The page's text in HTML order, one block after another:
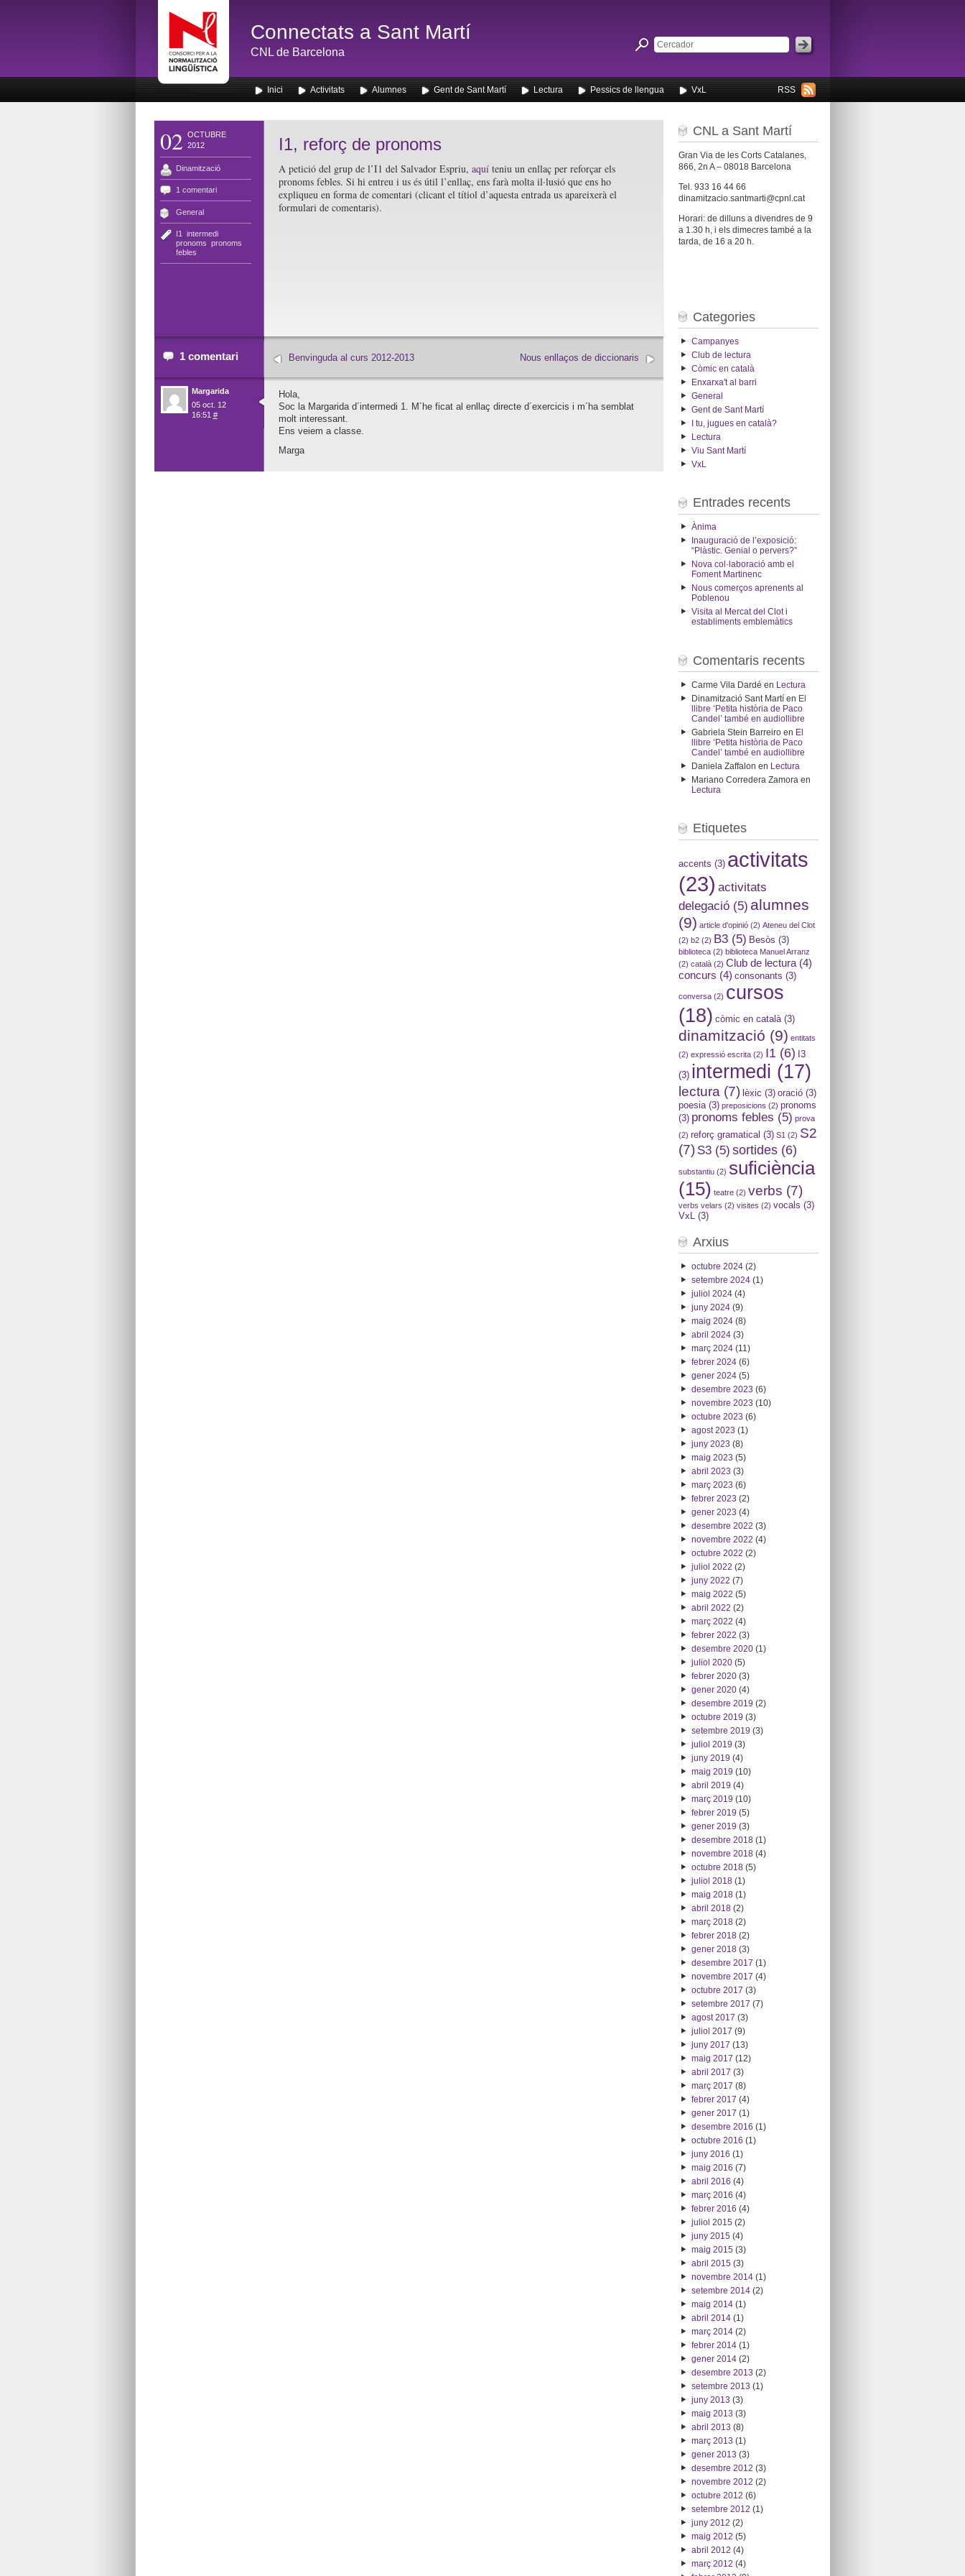
Connectats a Sant Martí
CNL de Barcelona
RSS
Inici Activitats Alumnes Gent de Sant Martí Lectura Pessics de llengua VxL
02 OCTUBRE
2012
Dinamització
1 comentari
General
I1 intermedi,
pronoms pronoms
febles
I1, reforç de pronoms
A petició del grup de l’I1 del Salvador Espriu, aquíteniu un enllaç per reforçar els
pronoms febles. Si hi entreu i us és útil l’enllaç, ens farà molta il·lusió que ens ho
expliqueu en forma de comentari (clicant el títiol d’aquesta entrada us apareixerà el
formulari de comentaris).
1 comentari Nous enllaços de diccionaris
Benvinguda al curs 2012-2013
Margarida
05 oct. 12
16:51 #
Hola,
Soc la Margarida d´intermedi 1. M´he ficat al enllaç directe d´exercicis i m´ha semblat
molt interessant.
Ens veiem a classe.
Marga
CNL a Sant Martí
Gran Via de les Corts Catalanes,
866, 2n A – 08018 Barcelona
Tel. 933 16 44 66
dinamitzacio.santmarti@cpnl.cat
Horari: de dilluns a divendres de 9
a 1.30 h, i els dimecres també a la
tarda, de 16 a 20 h.
Categories
Campanyes
Club de lectura
Còmic en català
Enxarxa't al barri
General
Gent de Sant Martí
I tu, jugues en català?
Lectura
Viu Sant Martí
VxL
Entrades recents
Ànima
Inauguració de l’exposició:
“Plàstic. Genial o pervers?”
Nova col·laboració amb el
Foment Martinenc
Nous comerços aprenents al
Poblenou
Visita al Mercat del Clot i
establiments emblemàtics
Comentaris recents
Carme Vila Dardé en Lectura
Dinamització Sant Martíen El
llibre ‘Petita història de Paco
Candel’ també en audiollibre
Gabriela Stein Barreiroen El
llibre ‘Petita història de Paco
Candel’ també en audiollibre
Daniela Zaffalon en Lectura
Mariano Corredera Zamoraen
Lectura
Etiquetes
accents (3) activitats
(23) activitats
delegació(5) alumnes
(9) article d'opinió(2) Ateneu del Clot
(2) b2(2) B3(5) Besòs (3)
biblioteca(2) biblioteca Manuel Arranz
(2) català(2) Club de lectura(4)
concurs (4) consonants (3)
conversa(2) cursos
(18) còmic en català(3)
dinamització (9) entitats
(2) expressió escrita(2) I1(6) I3
(3) intermedi (17)
lectura(7) lèxic (3) oració(3)
poesia(3) preposicions (2) pronoms
(3) pronoms febles (5) prova
(2) reforç gramatical (3) S1(2) S2
(7) S3(5) sortides(6)
substantiu(2) suficiència
(15) teatre(2) verbs (7)
verbs velars (2) visites (2) vocals (3)
VxL(3)
Arxius
octubre 2024(2)
setembre 2024(1)
juliol 2024(4)
juny 2024(9)
maig 2024(8)
abril 2024(3)
març 2024(11)
febrer 2024(6)
gener 2024(5)
desembre 2023 (6)
novembre 2023 (10)
octubre 2023 (6)
agost 2023 (1)
juny 2023 (8)
maig 2023 (5)
abril 2023 (3)
març 2023 (6)
febrer 2023 (2)
gener 2023 (4)
desembre 2022 (3)
novembre 2022 (4)
octubre 2022 (2)
juliol 2022 (2)
juny 2022 (7)
maig 2022 (5)
abril 2022 (2)
març 2022 (4)
febrer 2022 (3)
desembre 2020(1)
juliol 2020(5)
febrer 2020(3)
gener 2020(4)
desembre 2019 (2)
octubre 2019 (3)
setembre 2019 (3)
juliol 2019 (3)
juny 2019 (4)
maig 2019 (10)
abril 2019 (4)
març 2019 (10)
febrer 2019 (5)
gener 2019 (3)
desembre 2018(1)
novembre 2018(4)
octubre 2018(5)
juliol 2018(1)
maig 2018(1)
abril 2018(2)
març 2018(2)
febrer 2018(2)
gener 2018(3)
desembre 2017 (1)
novembre 2017 (4)
octubre 2017 (3)
setembre 2017 (7)
agost 2017 (3)
juliol 2017 (9)
juny 2017 (13)
maig 2017 (12)
abril 2017 (3)
març 2017 (8)
febrer 2017 (4)
gener 2017 (1)
desembre 2016 (1)
octubre 2016 (1)
juny 2016 (1)
maig 2016 (7)
abril 2016 (4)
març 2016 (4)
febrer 2016 (4)
juliol 2015 (2)
juny 2015 (4)
maig 2015 (3)
abril 2015 (3)
novembre 2014(1)
setembre 2014(2)
maig 2014(1)
abril 2014(1)
març 2014(2)
febrer 2014(1)
gener 2014(2)
desembre 2013 (2)
setembre 2013 (1)
juny 2013 (3)
maig 2013 (3)
abril 2013 (8)
març 2013 (1)
gener 2013 (3)
desembre 2012 (3)
novembre 2012 (2)
octubre 2012 (6)
setembre 2012 (1)
juny 2012 (2)
maig 2012 (5)
abril 2012 (4)
març 2012 (4)